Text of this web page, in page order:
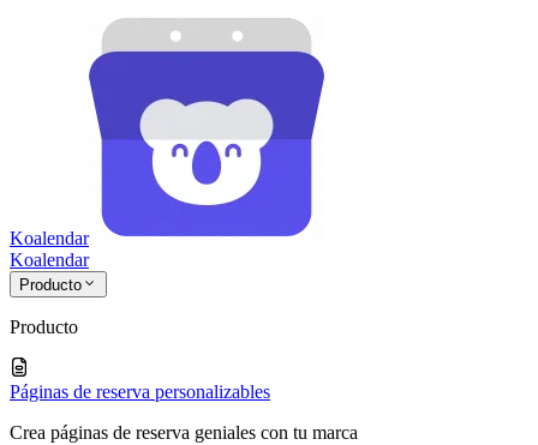
Koalendar
Koalendar
Producto
Producto
Páginas de reserva personalizables
Crea páginas de reserva geniales con tu marca